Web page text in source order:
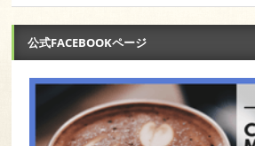
公式FACEBOOKページ